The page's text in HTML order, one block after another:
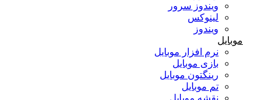
ویندوز سرور
لینوکس
ویندوز
نرم افزار موبایل
بازی موبایل
رینگتون موبایل
تم موبایل
نقشه موبایل